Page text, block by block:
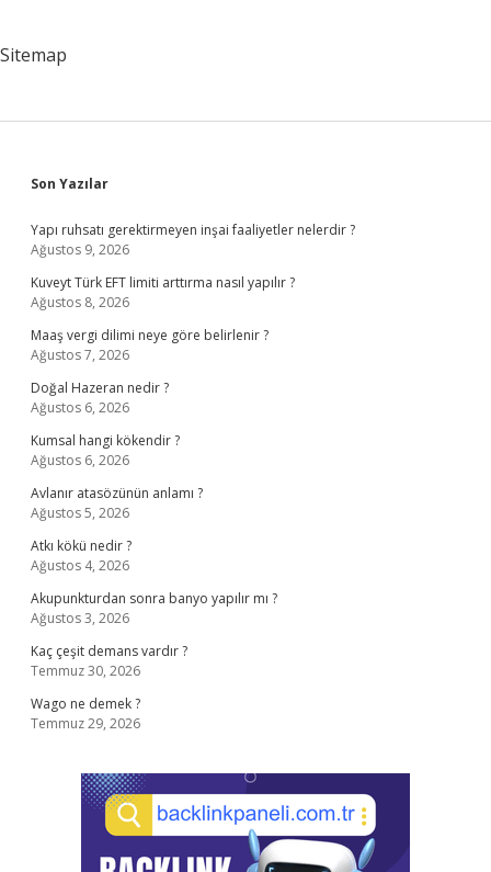
Sitemap
Sidebar
Son Yazılar
Yapı ruhsatı gerektirmeyen inşai faaliyetler nelerdir ?
Ağustos 9, 2026
Kuveyt Türk EFT limiti arttırma nasıl yapılır ?
Ağustos 8, 2026
Maaş vergi dilimi neye göre belirlenir ?
Ağustos 7, 2026
Doğal Hazeran nedir ?
Ağustos 6, 2026
Kumsal hangi kökendir ?
Ağustos 6, 2026
Avlanır atasözünün anlamı ?
Ağustos 5, 2026
Atkı kökü nedir ?
Ağustos 4, 2026
Akupunkturdan sonra banyo yapılır mı ?
Ağustos 3, 2026
Kaç çeşit demans vardır ?
Temmuz 30, 2026
Wago ne demek ?
Temmuz 29, 2026